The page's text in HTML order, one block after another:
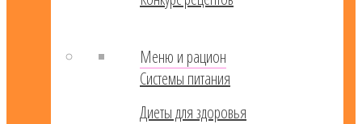
Меню и рацион
Системы питания
Диеты для здоровья